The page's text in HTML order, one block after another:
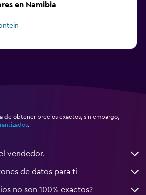
en Namibia
de obtener precios exactos, sin embargo,
vendedor.
de datos para ti
no son 100% exactos?